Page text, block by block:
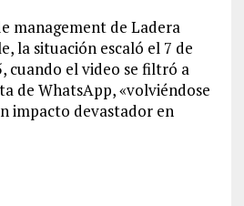
management de Ladera
la situación escaló el 7 de
cuando el video se filtró a
de WhatsApp, «volviéndose
impacto devastador en